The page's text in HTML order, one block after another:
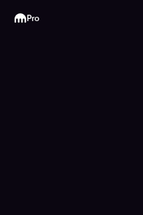
Kraken
Pro